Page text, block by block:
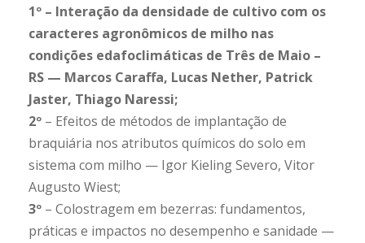
1º – Interação da densidade de cultivo com os
caracteres agronômicos de milho nas
condições edafoclimáticas de Três de Maio –
RS — Marcos Caraffa, Lucas Nether, Patrick
Jaster, Thiago Naressi;
2º – Efeitos de métodos de implantação de
braquiária nos atributos químicos do solo em
sistema com milho — Igor Kieling Severo, Vitor
Augusto Wiest;
3º – Colostragem em bezerras: fundamentos,
práticas e impactos no desempenho e sanidade —